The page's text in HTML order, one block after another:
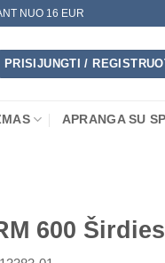
NUO 16 EUR
PRISIJUNGTI /
APRANGA SU
600